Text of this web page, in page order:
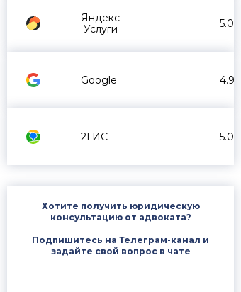
Яндекс
Услуги
5.0
Google 4.9
2ГИС 5.0
Хотите получить юридическую
консультацию от адвоката?
Подпишитесь на Телеграм-канал и
задайте свой вопрос в чате